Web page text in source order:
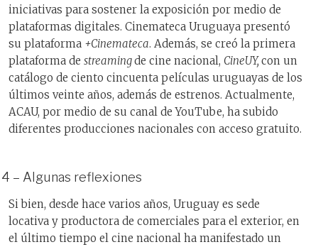
iniciativas para sostener la exposición por medio de
plataformas digitales. Cinemateca Uruguaya presentó
su plataforma +Cinemateca. Además, se creó la primera
plataforma de streamingde cine nacional, CineUY,con un
catálogo de ciento cincuenta películas uruguayas de los
últimos veinte años, además de estrenos. Actualmente,
ACAU, por medio de su canal de YouTube, ha subido
diferentes producciones nacionales con acceso gratuito.
4 – Algunas reflexiones
Si bien, desde hace varios años, Uruguay es sede
locativa y productora de comerciales para el exterior, en
el último tiempo el cine nacional ha manifestado un